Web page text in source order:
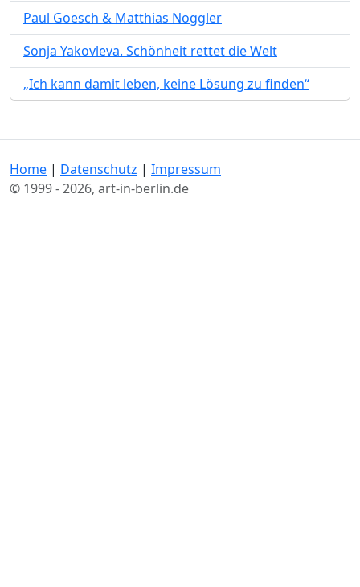
Paul Goesch & Matthias Noggler
Sonja Yakovleva. Schönheit rettet die Welt
„Ich kann damit leben, keine Lösung zu finden“
Home | Datenschutz | Impressum
© 1999 - 2026, art-in-berlin.de